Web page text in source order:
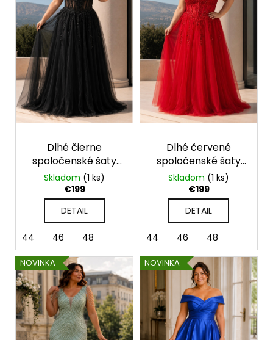
k
t
o
v
s
p
r
o
d
u
k
t
Dlhé čierne
spoločenské šaty
pre moletky s
tylovou sukňou a
čipkou
Skladom (1 ks)
€199
DETAIL
44 46 48
Dlhé červené
spoločenské šaty
pre moletky s
tylovou sukňou a
čipkou
Skladom (1 ks)
€199
DETAIL
44 46 48
NOVINKA NOVINKA
á
j
s
ť
?
r
ú
č
a
m
e